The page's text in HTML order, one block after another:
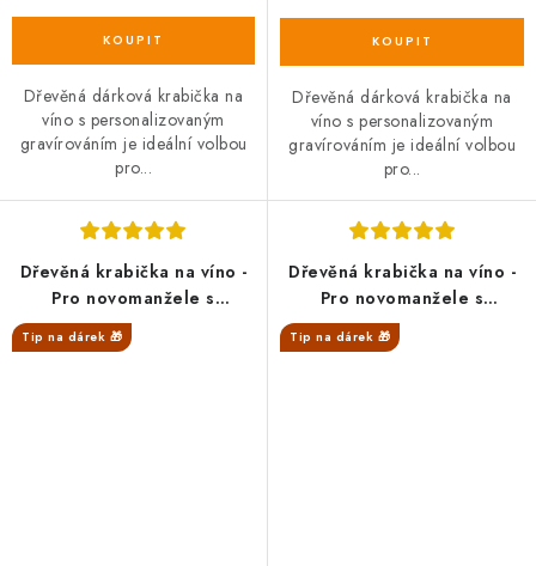
Dřevěná dárková krabička na
víno s personalizovaným
gravírováním je ideální volbou
pro...
Dřevěná dárková krabička na
víno s personalizovaným
gravírováním je ideální volbou
pro...
Dřevěná krabička na víno -
Pro novomanžele s
věnováním
Tip na dárek 🎁
Dřevěná krabička na víno -
Pro novomanžele s
věnováním, srdce
Tip na dárek 🎁